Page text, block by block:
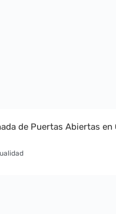
de Puertas Abiertas en